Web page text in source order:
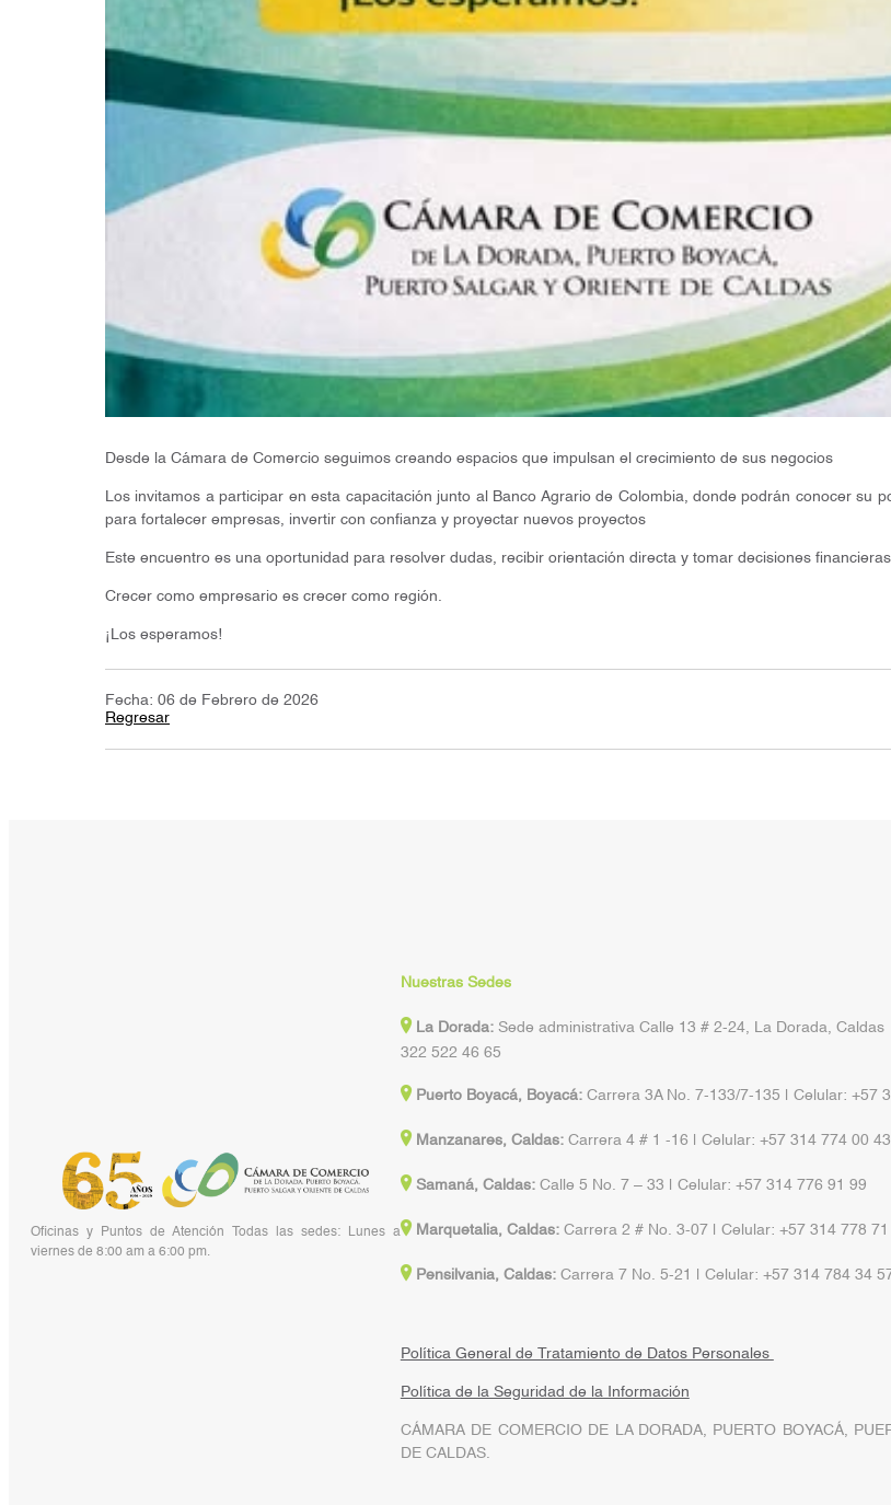
Desde la Cámara de Comercio seguimos creando espacios que impulsan el crecimiento de sus negocios
Los invitamos a participar en esta capacitación junto al Banco Agrario de Colombia, donde podrán conocer
para fortalecer empresas, invertir con confianza y proyectar nuevos proyectos
Este encuentro es una oportunidad para resolver dudas, recibir orientación directa y tomar decisiones
Crecer como empresario es crecer como región.
¡Los esperamos!
Fecha: 06 de Febrero de 2026
Regresar
Oficinas y Puntos de Atención Todas las sedes: Lunes a
viernes de 8:00 am a 6:00 pm.
Nuestras Sedes
La Dorada:Sede administrativa Calle 13 # 2-24, La Dorada,
322 522 46 65
Puerto Boyacá, Boyacá:Carrera 3A No. 7-133/7-135 | Celular: +57
Manzanares, Caldas:Carrera 4 # 1 -16 | Celular: +57 314 774 00 43
Samaná, Caldas: Calle 5 No. 7 – 33 | Celular: +57 314 776 91 99
Marquetalia, Caldas:Carrera 2 # No. 3-07 | Celular: +57 314 778 71
Pensilvania, Caldas:Carrera 7 No. 5-21 | Celular: +57 314 784 34
Política General de Tratamiento de Datos Personales
Política de la Seguridad de la Información
CÁMARA DE COMERCIO DE LA DORADA, PUERTO BOYACÁ,
DE CALDAS.